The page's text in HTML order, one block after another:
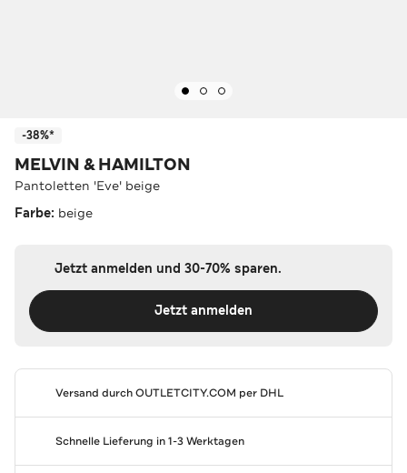
-38%*
MELVIN & HAMILTON
Pantoletten 'Eve' beige
Farbe: beige
Jetzt anmelden und 30-70% sparen.
Jetzt anmelden
Versand durchOUTLETCITY.COM per DHL
Schnelle Lieferung in 1-3 Werktagen